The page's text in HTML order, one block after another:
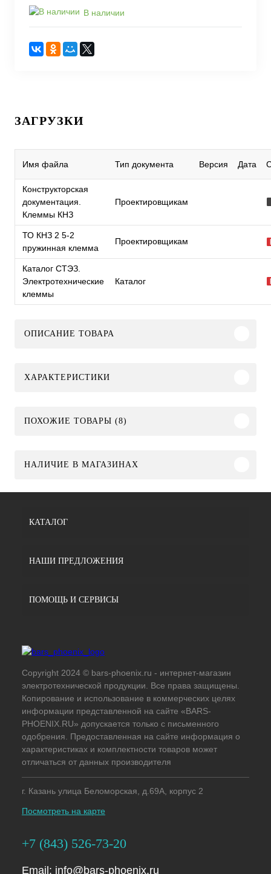
В наличии
ЗАГРУЗКИ
Имя файла Тип документа Версия Дата
Конструкторская
документация.
Клеммы КНЗ
Проектировщикам
ТО КНЗ 2 5-2
пружинная клемма
Проектировщикам
Каталог СТЭЗ.
Электротехнические
клеммы
Каталог
ОПИСАНИЕ ТОВАРА
ХАРАКТЕРИСТИКИ
ПОХОЖИЕ ТОВАРЫ (8)
НАЛИЧИЕ В МАГАЗИНАХ
КАТАЛОГ
НАШИ ПРЕДЛОЖЕНИЯ
ПОМОЩЬ И СЕРВИСЫ
Copyright 2024 © bars-phoenix.ru - интернет-магазин
электротехнической продукции. Все права защищены.
Копирование и использование в коммерческих целях
информации представленной на сайте «BARS-
PHOENIX.RU» допускается только с письменного
одобрения. Предоставленная на сайте информация о
характеристиках и комплектности товаров может
отличаться от данных производителя
г. Казань улица Беломорская, д.69А, корпус 2
Посмотреть на карте
+7 (843) 526-73-20
Email: info@bars-phoenix.ru